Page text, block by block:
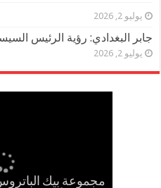
يوليو 2, 2026
جابر البغدادي: رؤية الرئيس
يوليو 2, 2026
مجموعة بيك